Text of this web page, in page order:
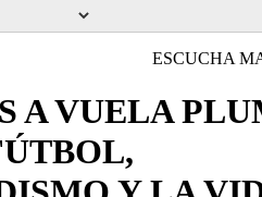
ESCUCHA
VUELA